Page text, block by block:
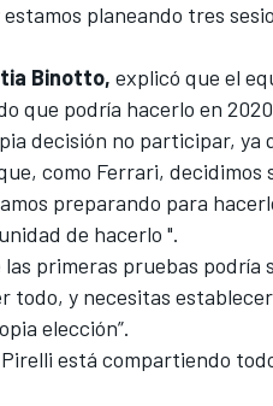
planeando tres
Binotto, explicó que el
que podría hacerlo en
decisión no participar, ya
como Ferrari,
preparando para
de hacerlo ".
primeras pruebas
todo, y necesitas
elección”.
está compartiendo